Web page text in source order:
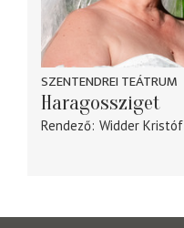
SZENTENDREI TEÁTRUM
Haragossziget
Rendező Widder Kristóf